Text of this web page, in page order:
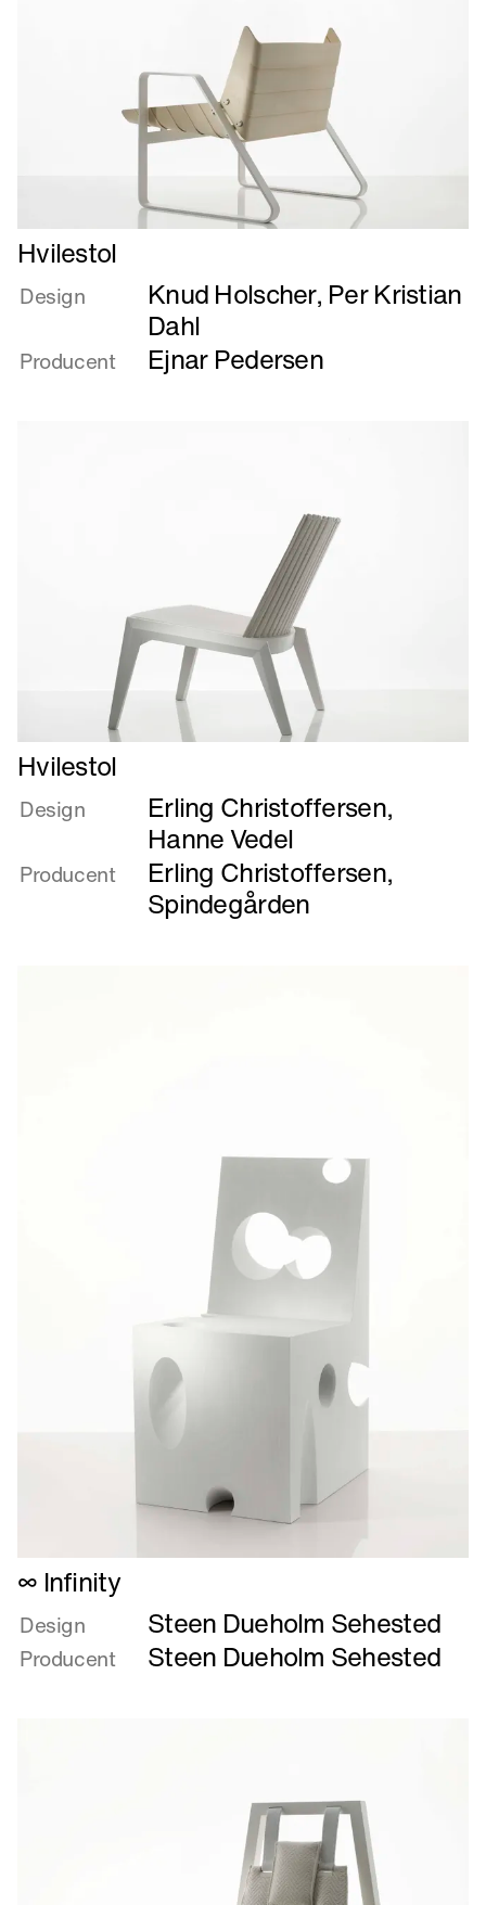
Læs
mere
om
Hvilestol
Design Knud Holscher, Per Kristian
Dahl
Producent Ejnar Pedersen
Læs
mere
om
Hvilestol
Design Erling Christoffersen,
Hanne Vedel
Producent Erling Christoffersen,
Spindegården
Læs
mere
om
∞
Infinity
∞ Infinity
Design Steen Dueholm Sehested
Producent Steen Dueholm Sehested